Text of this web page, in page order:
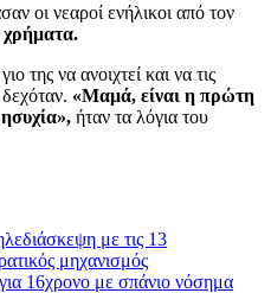
οι νεαροί ενήλικοι από τον
χρήματα.
της να ανοιχτεί και να τις
«Μαμά, είναι η πρώτη
ήταν τα λόγια του
με τις 13
μηχανισμός
16χρονο με σπάνιο νόσημα